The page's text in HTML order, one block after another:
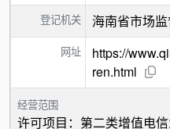
登记机关 海南省市场
网址
https://
ren.html
经营范围
许可项目：第二类增值电